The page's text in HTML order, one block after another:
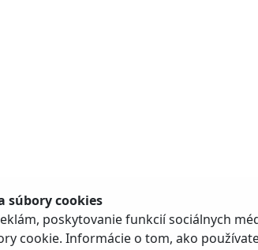
+421 34 796 61 00,webmaster@malacky.sk
prístupnosti|Všeobecné vyhlásenia|Ochrana osobných údajov|
Created by OXIDE, s.r.o.
súbory cookies
poskytovanie funkcií sociálnych
cookie. Informácie o tom, ako